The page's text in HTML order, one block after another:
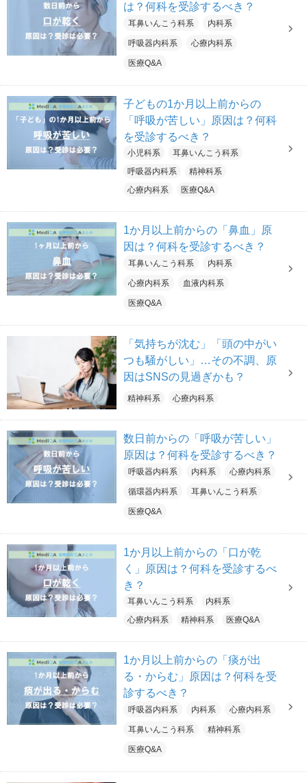
は？何科を受診するべき？
耳鼻いんこう科系 内科系
呼吸器内科系 心療内科系
医療Q&A
子どもの1か月以上前からの
「呼吸が苦しい」原因は？何科
を受診するべき？
小児科系
耳鼻いんこう科系
呼吸器内科系
精神科系
心療内科系
医療Q&A
1か月以上前からの「鼻血」原
因は？何科を受診するべき？
耳鼻いんこう科系 内科系
心療内科系 血液内科系
医療Q&A
「気持ちが沈む」「頭の中がい
つも騒がしい」…その不調、原
因はSNSの見過ぎかも？
精神科系 心療内科系
数日前からの「呼吸が苦しい」
原因は？何科を受診するべき？
呼吸器内科系 内科系 心療内科系
循環器内科系 耳鼻いんこう科系
医療Q&A
1か月以上前からの「口が乾
く」原因は？何科を受診するべ
き？
耳鼻いんこう科系
内科系
心療内科系
精神科系 医療Q&A
1か月以上前からの「痰が出
る・からむ」原因は？何科を受
診するべき？
呼吸器内科系 内科系 心療内科系
耳鼻いんこう科系 精神科系
医療Q&A